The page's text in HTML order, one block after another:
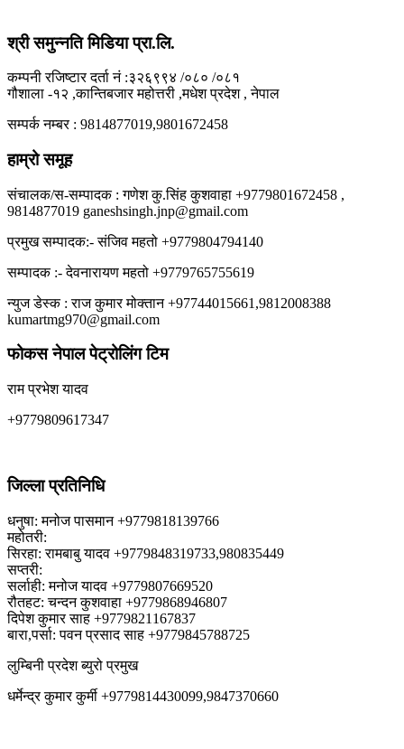
श्री समुन्नति मिडिया प्रा.लि.
कम्पनी रजिष्टार दर्ता नं :३२६९९४ /०८० /०८१
गौशाला -१२ ,कान्तिबजार महोत्तरी ,मधेश प्रदेश , नेपाल
सम्पर्क नम्बर : 9814877019,9801672458
हाम्रो समूह
संचालक/स-सम्पादक : गणेश कु.सिंह कुशवाहा +9779801672458 ,
9814877019 ganeshsingh.jnp@gmail.com
प्रमुख सम्पादक:- संजिव महतो +9779804794140
सम्पादक :- देवनारायण महतो +9779765755619
न्युज डेस्क : राज कुमार मोक्तान +97744015661,9812008388
kumartmg970@gmail.com
फोकस नेपाल पेट्रोलिंग टिम
राम प्रभेश यादव
+9779809617347
जिल्ला प्रतिनिधि
धनुषा: मनोज पासमान +9779818139766
महोतरी:
सिरहा: रामबाबु यादव +9779848319733,980835449
सप्तरी:
सर्लाही: मनोज यादव +9779807669520
रौतहट: चन्दन कुशवाहा +9779868946807
दिपेश कुमार साह +9779821167837
बारा,पर्सा: पवन प्रसाद साह +9779845788725
लुम्बिनी प्रदेश ब्युरो प्रमुख
धर्मेन्द्र कुमार कुर्मी +9779814430099,9847370660